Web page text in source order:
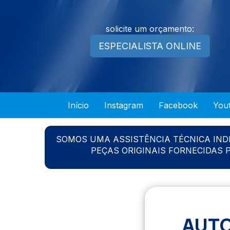
solicite um orçamento:
ESPECIALISTA ONLINE
Início Instagram Facebook
SOMOS UMA ASSISTÊNCIA TÉCNICA
PEÇAS ORIGINAIS FORNECIDAS